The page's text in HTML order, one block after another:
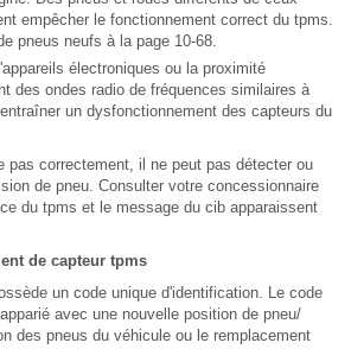
empêcher le fonctionnement correct du tpms.
pneus neufs à la page 10-68.
électroniques ou la proximité
des ondes radio de fréquences similaires à
un dysfonctionnement des capteurs du
pas correctement, il ne peut pas détecter ou
de pneu. Consulter votre concessionnaire
du tpms et le message du cib apparaissent
de capteur tpms
un code unique d'identification. Le code
avec une nouvelle position de pneu/
des pneus du véhicule ou le remplacement